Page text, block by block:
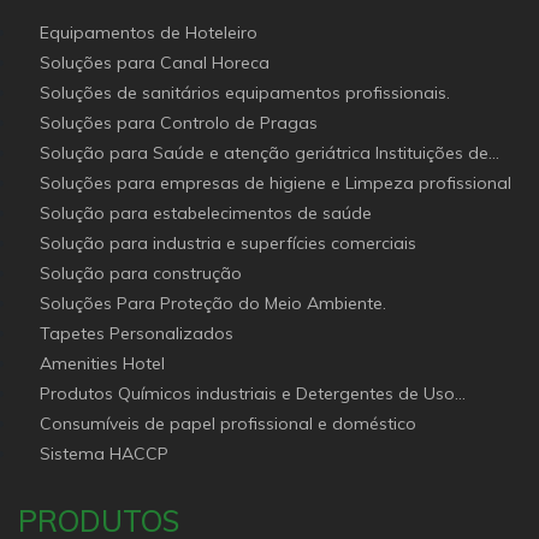
Equipamentos de Hoteleiro
Soluções para Canal Horeca
Soluções de sanitários equipamentos profissionais.
Soluções para Controlo de Pragas
Solução para Saúde e atenção geriátrica Instituições de
Apoio Social
Soluções para empresas de higiene e Limpeza profissional
Solução para estabelecimentos de saúde
Solução para industria e superfícies comerciais
Solução para construção
Soluções Para Proteção do Meio Ambiente.
Tapetes Personalizados
Amenities Hotel
Produtos Químicos industriais e Detergentes de Uso
Profissional e doméstico
Consumíveis de papel profissional e doméstico
Sistema HACCP
PRODUTOS